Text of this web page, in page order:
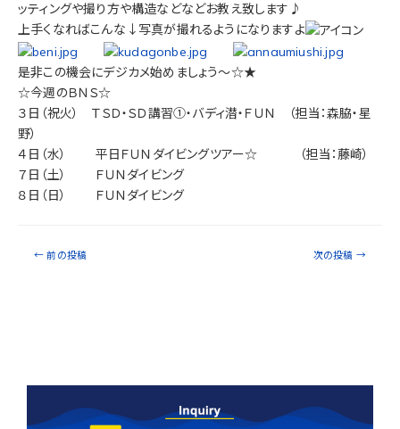
ッティングや撮り方や構造などなどお教え致します♪
上手くなればこんな↓写真が撮れるようになりますよ
是非この機会にデジカメ始めましょう～☆★
☆今週のＢＮＳ☆
３日（祝火） ＴＳＤ・ＳＤ講習①・バディ潜・ＦＵＮ （担当：森脇・星
野）
４日（水） 平日ＦＵＮダイビングツアー☆ （担当：藤崎）
７日（土） ＦＵＮダイビング
８日（日） ＦＵＮダイビング
← 前の投稿 次の投稿 →